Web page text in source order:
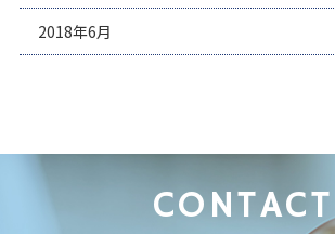
2018年6月
CONTACT